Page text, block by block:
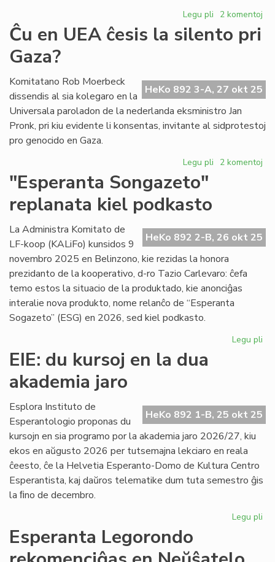
Legu pli pri
"Arcadia"
proksimas
starto
2 komentoj
Ĉu en UEA ĉesis la silento pri
Gaza?
HeKo 892 3-A, 27 okt 25
Komitatano Rob Moerbeck
dissendis al sia kolegaro en la
Universala paroladon de la nederlanda eksministro Jan
Pronk, pri kiu evidente li konsentas, invitante al sidprotestoj
pro genocido en Gaza.
Legu pli pri
la
silento
Gaza?
2 komentoj
"Esperanta Songazeto"
replanata kiel podkasto
HeKo 892 2-B, 26 okt 25
La Administra Komitato de
LF-koop (KALiFo) kunsidos 9
novembro 2025 en Belinzono, kie rezidas la honora
prezidanto de la kooperativo, d-ro Tazio Carlevaro: ĉefa
temo estos la situacio de la produktado, kie anonciĝas
interalie nova produkto, nome relanĉo de “Esperanta
Sogazeto” (ESG) en 2026, sed kiel podkasto.
Legu pli
EIE: du kursoj en la dua
akademia jaro
HeKo 892 1-B, 25 okt 25
Esplora Instituto de
Esperantologio proponas du
kursojn en sia programo por la akademia jaro 2026/27, kiu
ekos en aŭgusto 2026 per tutsemajna lekciaro en reala
ĉeesto, ĉe la Helvetia Esperanto-Domo de Kultura Centro
Esperantista, kaj daŭros telematike dum tuta semestro ĝis
la ﬁno de decembro.
Legu pli
Esperanta Legorondo